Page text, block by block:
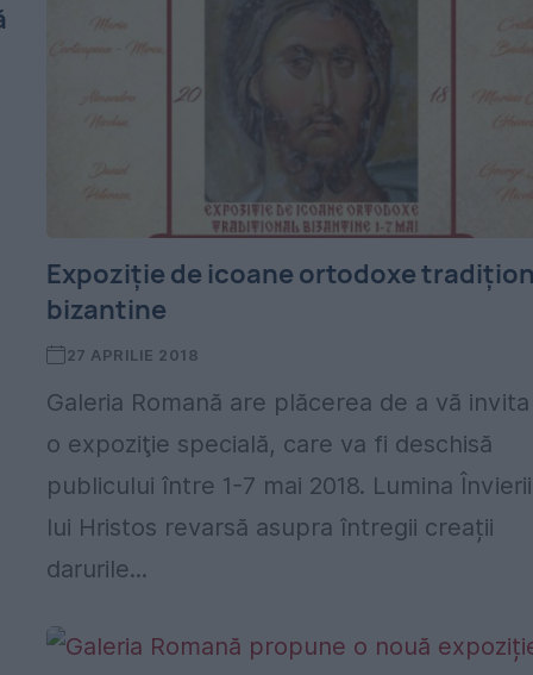
Expoziție de icoane ortodoxe
bizantine
27 APRILIE 2018
Galeria Romană are plăcerea de a vă
o expoziţie specială, care va fi deschisă
publicului între 1-7 mai 2018. Lumina Învierii
lui Hristos revarsă asupra întregii creații
darurile...